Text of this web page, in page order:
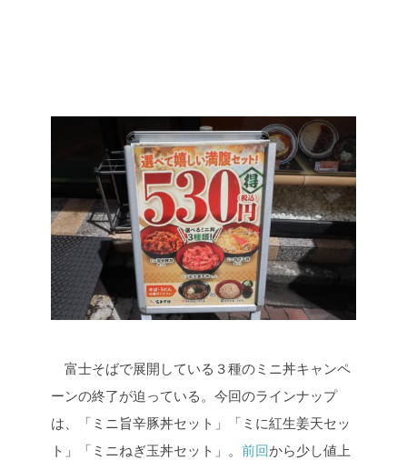
富士そばで展開している３種のミニ丼キャンペ
ーンの終了が迫っている。今回のラインナップ
は、「ミニ旨辛豚丼セット」「ミに紅生姜天セッ
ト」「ミニねぎ玉丼セット」。 前回から少し値上